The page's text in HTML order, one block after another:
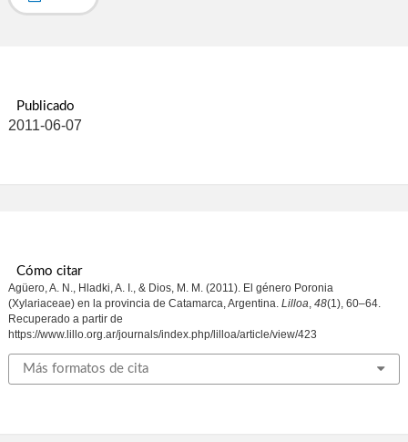
Publicado
2011-06-07
Cómo citar
Agüero, A. N., Hladki, A. I., & Dios, M. M. (2011). El género Poronia
(Xylariaceae) en la provincia de Catamarca, Argentina. Lilloa, 48(1), 60–64.
Recuperado a partir de
https://www.lillo.org.ar/journals/index.php/lilloa/article/view/423
Más formatos de cita